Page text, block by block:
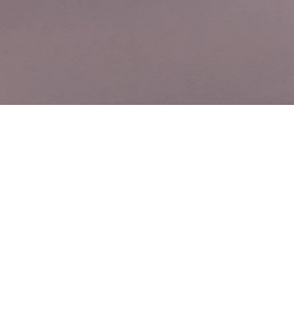
BELIEBT